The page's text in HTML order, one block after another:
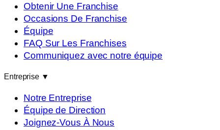
Obtenir Une Franchise
Occasions De Franchise
Équipe
FAQ Sur Les Franchises
Communiquez avec notre équipe
Entreprise ▼
Notre Entreprise
Équipe de Direction
Joignez-Vous À Nous